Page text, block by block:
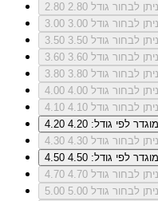
2.80
לבחור גודל 2.80
3.00
לבחור גודל 3.00
3.50
לבחור גודל 3.50
3.60
לבחור גודל 3.60
3.80
לבחור גודל 3.80
4.00
לבחור גודל 4.00
4.10
לבחור גודל 4.10
4.20
מוגדר לפי גודל: 4.20
4.30
לבחור גודל 4.30
4.50
מוגדר לפי גודל: 4.50
4.70
לבחור גודל 4.70
5.00
לבחור גודל 5.00